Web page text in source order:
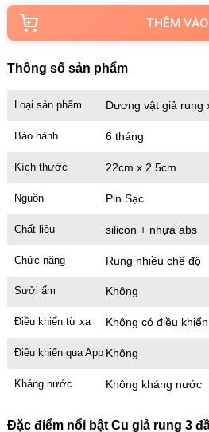
THÊM
Thông số sản phẩm
Loại sản phẩm Dương vật giả rung
Bảo hành 6 tháng
Kích thước 22cm x 2.5cm
Nguồn Pin Sạc
Chất liệu silicon + nhựa abs
Chức năng Rung nhiều chế độ
Sưởi ấm Không
Điều khiển từ xa Không có điều
Điều khiển qua App Không
Kháng nước Không kháng nước
Đặc điểm nổi bật Cu giả rung 3